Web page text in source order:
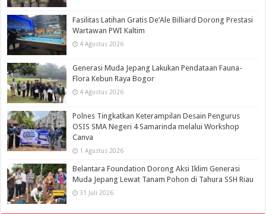
Fasilitas Latihan Gratis De’Ale Billiard Dorong Prestasi
Wartawan PWI Kaltim
4 Agustus 2026
Generasi Muda Jepang Lakukan Pendataan Fauna-
Flora Kebun Raya Bogor
4 Agustus 2026
Polnes Tingkatkan Keterampilan Desain Pengurus
OSIS SMA Negeri 4 Samarinda melalui Workshop
Canva
1 Agustus 2026
Belantara Foundation Dorong Aksi Iklim Generasi
Muda Jepang Lewat Tanam Pohon di Tahura SSH Riau
31 Juli 2026